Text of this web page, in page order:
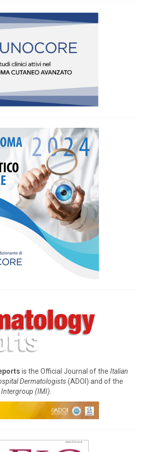
is the Official Journal of the Italian
Dermatologists(ADOI) and of the
(IMI).